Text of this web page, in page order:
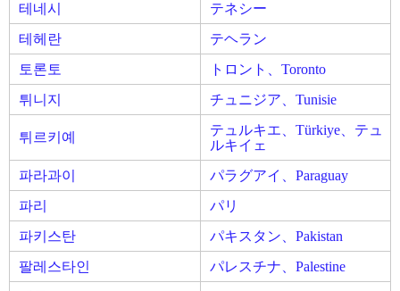
테네시
テネシー
테헤란
テヘラン
토론토
トロント、Toronto
튀니지
チュニジア、Tunisie
튀르키예
テュルキエ、Türkiye、テュ
ルキイェ
파라과이
パラグアイ、Paraguay
파리
パリ
파키스탄
パキスタン、Pakistan
팔레스타인
パレスチナ、Palestine